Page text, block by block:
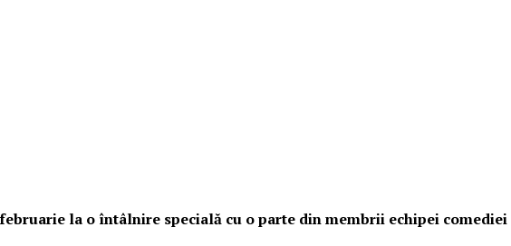
la o întâlnire specială cu o parte din membrii echipei